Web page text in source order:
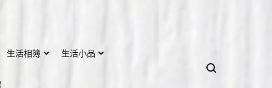
生活相簿 生活小品